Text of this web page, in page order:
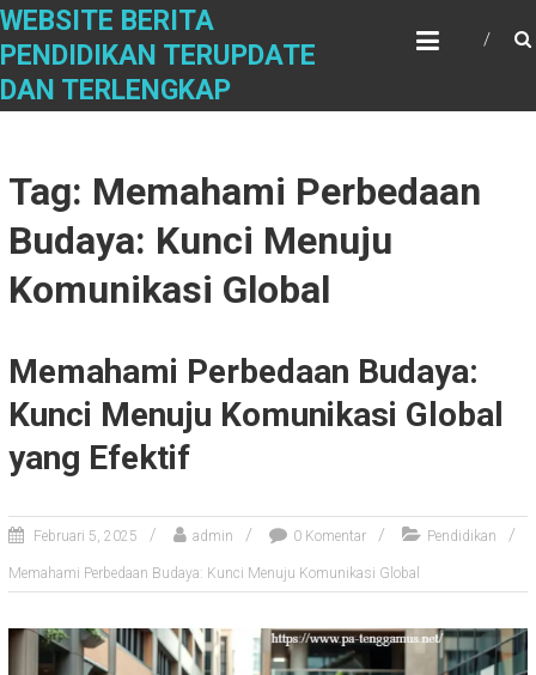
S
i
p
t
WEBSITE BERITA
PENDIDIKAN TERUPDATE
DAN TERLENGKAP
Tag: Memahami Perbedaan
Budaya: Kunci Menuju
Komunikasi Global
Memahami Perbedaan Budaya:
Kunci Menuju Komunikasi Global
yang Efektif
Februari 5, 2025 admin 0 Komentar Pendidikan
Memahami Perbedaan Budaya: Kunci Menuju Komunikasi Global